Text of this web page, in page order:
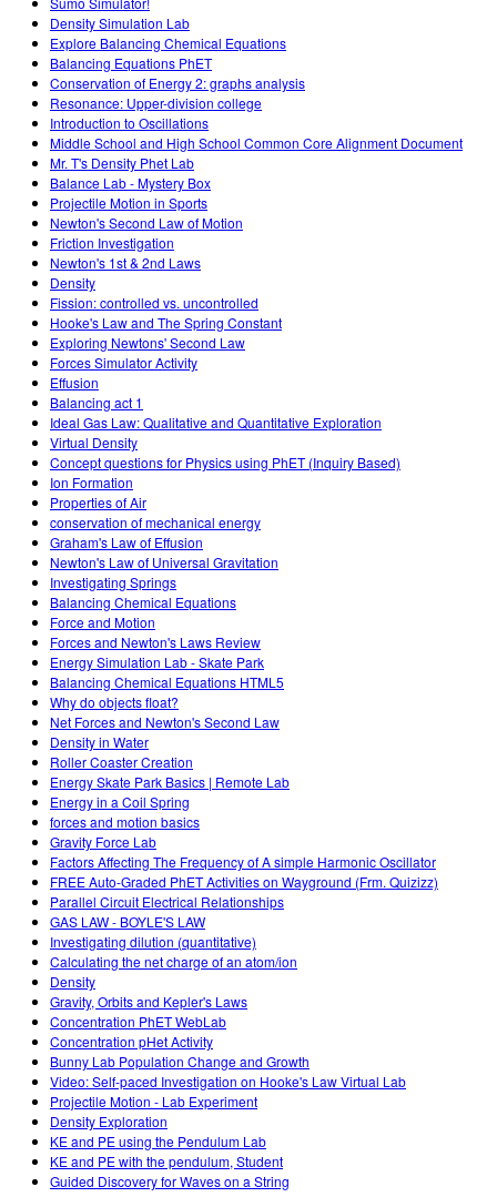
Density Simulation Lab
Explore Balancing Chemical Equations
Balancing Equations PhET
Conservation of Energy 2: graphs analysis
Resonance: Upper-division college
Introduction to Oscillations
Middle School and High School Common Core Alignment Document
Mr. T's Density Phet Lab
Balance Lab - Mystery Box
Projectile Motion in Sports
Newton's Second Law of Motion
Friction Investigation
Newton's 1st & 2nd Laws
Density
Fission: controlled vs. uncontrolled
Hooke's Law and The Spring Constant
Exploring Newtons' Second Law
Forces Simulator Activity
Effusion
Balancing act 1
Ideal Gas Law: Qualitative and Quantitative Exploration
Virtual Density
Concept questions for Physics using PhET (Inquiry Based)
Ion Formation
Properties of Air
conservation of mechanical energy
Graham's Law of Effusion
Newton's Law of Universal Gravitation
Investigating Springs
Balancing Chemical Equations
Force and Motion
Forces and Newton's Laws Review
Energy Simulation Lab - Skate Park
Balancing Chemical Equations HTML5
Why do objects float?
Net Forces and Newton's Second Law
Density in Water
Roller Coaster Creation
Energy Skate Park Basics | Remote Lab
Energy in a Coil Spring
forces and motion basics
Gravity Force Lab
Factors Affecting The Frequency of A simple Harmonic Oscillator
FREE Auto-Graded PhET Activities on Wayground (Frm. Quizizz)
Parallel Circuit Electrical Relationships
GAS LAW - BOYLE'S LAW
Investigating dilution (quantitative)
Calculating the net charge of an atom/ion
Density
Gravity, Orbits and Kepler's Laws
Concentration PhET WebLab
Concentration pHet Activity
Bunny Lab Population Change and Growth
Video: Self-paced Investigation on Hooke's Law Virtual Lab
Projectile Motion - Lab Experiment
Density Exploration
KE and PE using the Pendulum Lab
KE and PE with the pendulum, Student
Guided Discovery for Waves on a String